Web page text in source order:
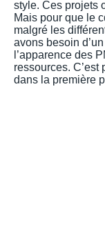
style. Ces projets
Mais pour que le
malgré les
avons besoin
l’apparence des
ressources.
dans la première